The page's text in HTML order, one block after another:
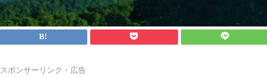
スポンサーリンク・広告